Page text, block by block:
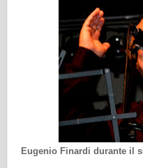
Eugenio Finardi durante il